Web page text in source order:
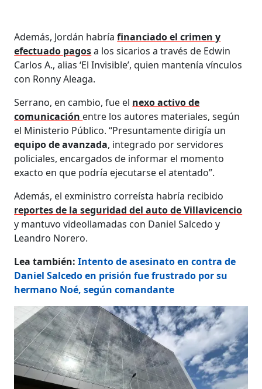
Además, Jordán habríafinanciado el crimen y
efectuado pagosa los sicarios a través de Edwin
Carlos A., alias ‘El Invisible’, quien mantenía vínculos
con Ronny Aleaga.
Serrano, en cambio, fue el nexo activo de
comunicación entre los autores materiales, según
el Ministerio Público. “Presuntamente dirigía un
equipo de avanzada, integrado por servidores
policiales, encargados de informar el momento
exacto en que podría ejecutarse el atentado”.
Además, el exministro correísta habría recibido
reportes de la seguridad del auto de Villavicencio
y mantuvo videollamadas con Daniel Salcedo y
Leandro Norero.
Lea también:Intento de asesinato en contra de
Daniel Salcedo en prisión fue frustrado por su
hermano Noé, según comandante